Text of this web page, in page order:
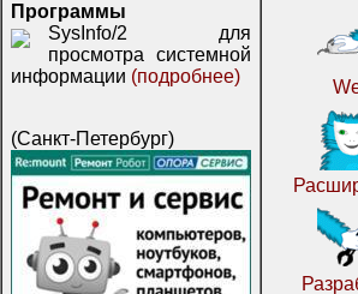
Программы
SysInfo/2 для
просмотра системной
информации (подробнее)
(Санкт-Петербург)